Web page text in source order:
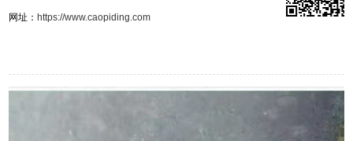
网址：https://www.caopiding.com